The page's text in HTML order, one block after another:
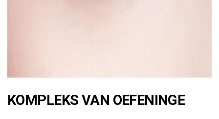
KOMPLEKS VAN OEFENINGE